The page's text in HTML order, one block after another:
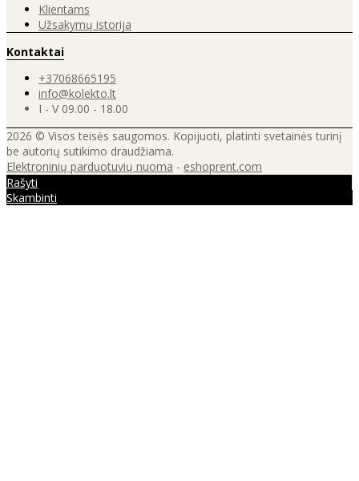
Klientams
Užsakymų istorija
Kontaktai
+37068665195
info@kolekto.lt
I - V 09.00 - 18.00
2026 © Visos teisės saugomos. Kopijuoti, platinti svetainės turinį
be autorių sutikimo draudžiama.
Elektroninių parduotuvių nuoma - eshoprent.com
Rašyti
Skambinti